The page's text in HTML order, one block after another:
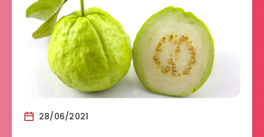
28/06/2021